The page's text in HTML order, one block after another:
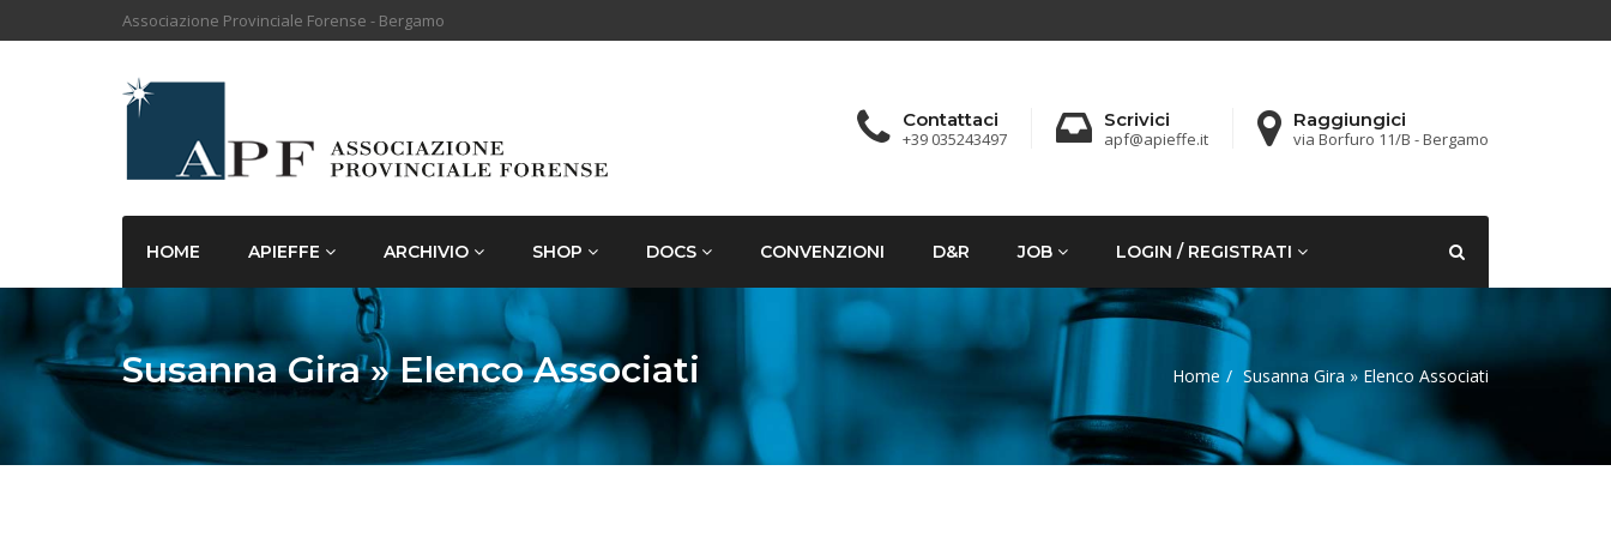
Associazione Provinciale Forense - Bergamo
Contattaci
+39 035243497
Scrivici
apf@apieffe.it
Raggiungici
via Borfuro 11/B - Bergamo
HOME APIEFFE ARCHIVIO SHOP DOCS CONVENZIONI D&R JOB LOGIN / REGISTRATI
Susanna Gira » Elenco Associati Home Susanna Gira » Elenco Associati